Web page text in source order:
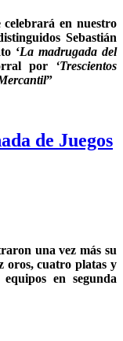
en nuestro
Sebastián
‘La madrugada del
por ‘Trescientos
”
de Juegos
una vez más su
oros, cuatro platas y
en segunda